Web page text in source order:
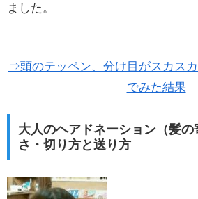
ました。
⇒頭のテッペン、分け目がスカス
でみた結果
大人のヘアドネーション（髪
さ・切り方と送り方